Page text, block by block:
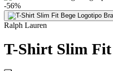
+de 36.000 reviews
-56%
Ralph Lauren
T-Shirt Slim Fit